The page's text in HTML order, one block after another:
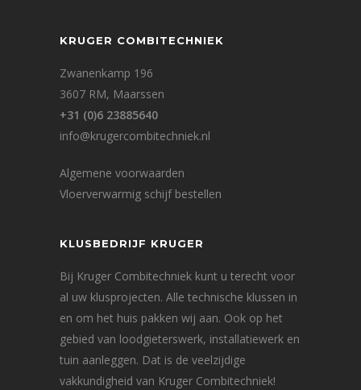
KRUGER COMBITECHNIEK
Zwanenkamp 196
3607 RM, Maarssen
+31 (0)6 23885640
info@krugercombitechniek.nl
Algemene voorwaarden
Vloerverwarmig schijf bestellen
KLUSBEDRIJF KRUGER
Bij Kruger Combitechniek kunt u terecht voor
al uw klusprojecten. Alle technische klussen in
en om het huis pakken wij aan. Ook op het
gebied van loodgieterswerk, installatiewerk en
tuin aanleggen. Dat is de veelzijdige
vakkundigheid van Kruger Combitechniek!